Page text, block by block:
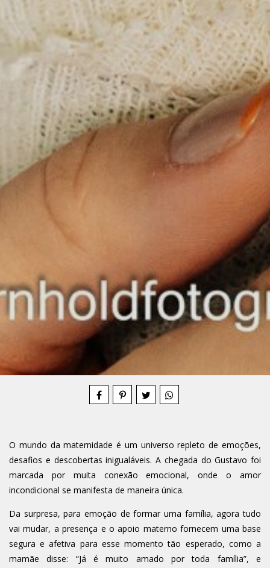
Compartilhe
O mundo da maternidade é um universo repleto de emoções,
desafios e descobertas inigualáveis. A chegada do Gustavo foi
marcada por muita conexão emocional, onde o amor
incondicional se manifesta de maneira única.
Da surpresa, para emoção de formar uma família, agora tudo
vai mudar, a presença e o apoio materno fornecem uma base
segura e afetiva para esse momento tão esperado, como a
mamãe disse: “Já é muito amado por toda família”, e